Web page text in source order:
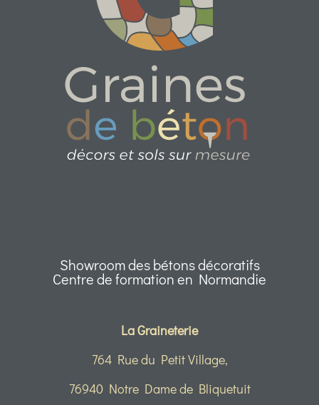
Showroom des bétons décoratifs
Centre de formation en Normandie
La Graineterie
764 Rue du Petit Village,
76940 Notre Dame de Bliquetuit